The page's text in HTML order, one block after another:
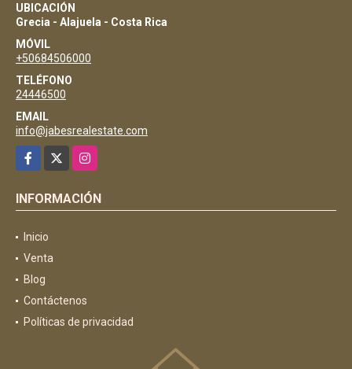
UBICACIÓN
Grecia - Alajuela - Costa Rica
MÓVIL
+50684506000
TELÉFONO
24446500
EMAIL
info@jabesrealestate.com
Facebook
Instagram
INFORMACIÓN
Inicio
Venta
Blog
Contáctenos
Políticas de privacidad